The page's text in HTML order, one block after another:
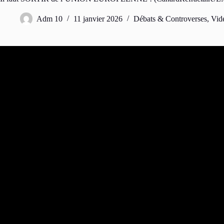
Adm 10 11 janvier 2026 Débats & Controverses,